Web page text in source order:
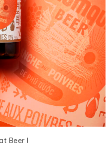
Beer I